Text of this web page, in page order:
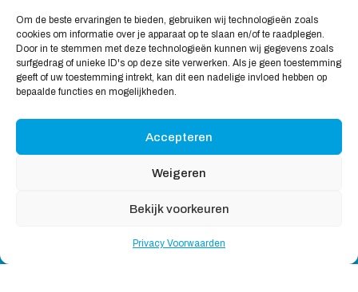
Om de beste ervaringen te bieden, gebruiken wij technologieën zoals
cookies om informatie over je apparaat op te slaan en/of te raadplegen.
Door in te stemmen met deze technologieën kunnen wij gegevens zoals
surfgedrag of unieke ID's op deze site verwerken. Als je geen toestemming
geeft of uw toestemming intrekt, kan dit een nadelige invloed hebben op
bepaalde functies en mogelijkheden.
Accepteren
Weigeren
Bekijk voorkeuren
Privacy Voorwaarden
Veilig Shoppen
Mijn account
Winkelwagen
Wij Accepteren:
Copyright © 2026Katoenendraagtassen
reserved